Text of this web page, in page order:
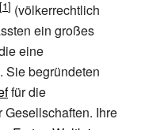
(völkerrechtlich
ein großes
eine
Sie begründeten
für die
Ihre